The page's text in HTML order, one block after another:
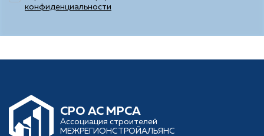
конфиденциальности
CРО АС МРСА
Ассоциация строителей
МЕЖРЕГИОНСТРОЙАЛЬЯНС